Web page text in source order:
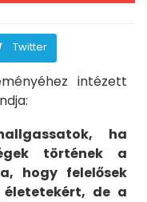
Twitter
intézett
ha
történek a
hogy felelősek
de a